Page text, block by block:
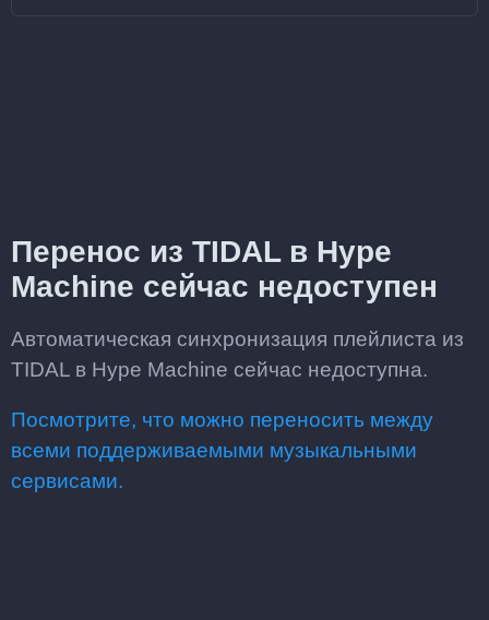
Перенос из TIDAL в Hype
Machine сейчас недоступен
Автоматическая синхронизация плейлиста из
TIDAL в Hype Machine сейчас недоступна.
Посмотрите, что можно переносить между
всеми поддерживаемыми музыкальными
сервисами.